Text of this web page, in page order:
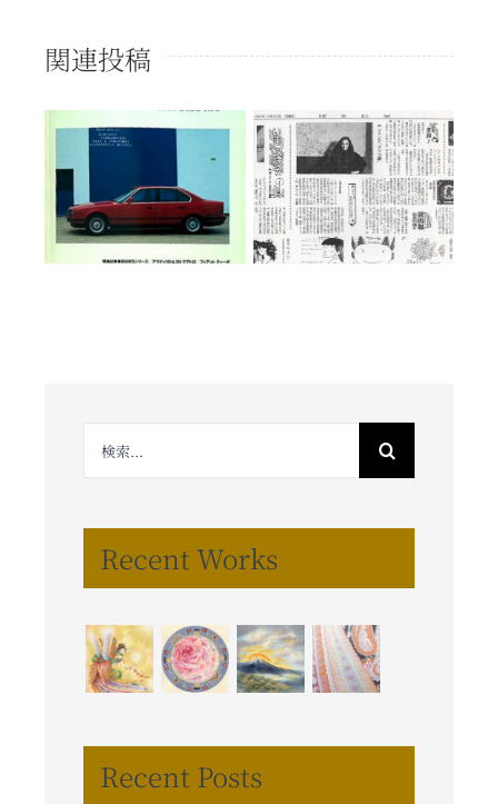
関連投稿
読売新聞
1985年 3月
25日号
25ans ヴァ
ンサンカン
1984年 2月
号
Recent Works
Recent Posts